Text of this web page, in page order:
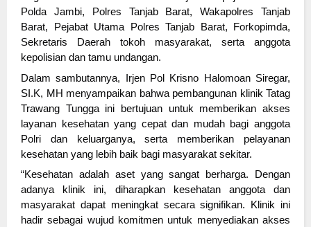
Polda Jambi, Polres Tanjab Barat, Wakapolres Tanjab
Barat, Pejabat Utama Polres Tanjab Barat, Forkopimda,
Sekretaris Daerah tokoh masyarakat, serta anggota
kepolisian dan tamu undangan.
Dalam sambutannya, Irjen Pol Krisno Halomoan Siregar,
SI.K, MH menyampaikan bahwa pembangunan klinik Tatag
Trawang Tungga ini bertujuan untuk memberikan akses
layanan kesehatan yang cepat dan mudah bagi anggota
Polri dan keluarganya, serta memberikan pelayanan
kesehatan yang lebih baik bagi masyarakat sekitar.
“Kesehatan adalah aset yang sangat berharga. Dengan
adanya klinik ini, diharapkan kesehatan anggota dan
masyarakat dapat meningkat secara signifikan. Klinik ini
hadir sebagai wujud komitmen untuk menyediakan akses